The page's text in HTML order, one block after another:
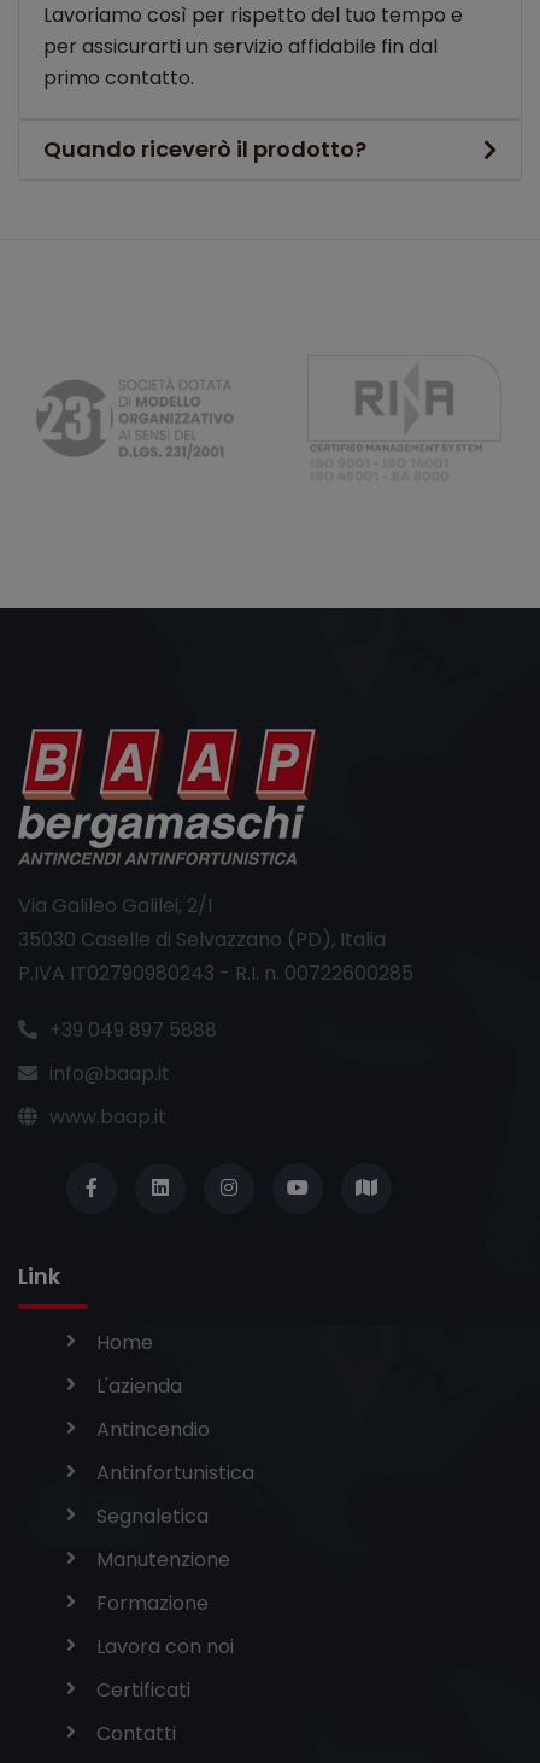
Lavoriamo così per rispetto del tuo tempo e
per assicurarti un servizio affidabile fin dal
primo contatto.
Quando riceverò il prodotto?
Via Galileo Galilei, 2/I
35030 Caselle di Selvazzano (PD), Italia
P.IVA IT02790980243 - R.I. n. 00722600285
+39 049 897 5888
info@baap.it
www.baap.it
Link
Home
L'azienda
Antincendio
Antinfortunistica
Segnaletica
Manutenzione
Formazione
Lavora con noi
Certificati
Contatti